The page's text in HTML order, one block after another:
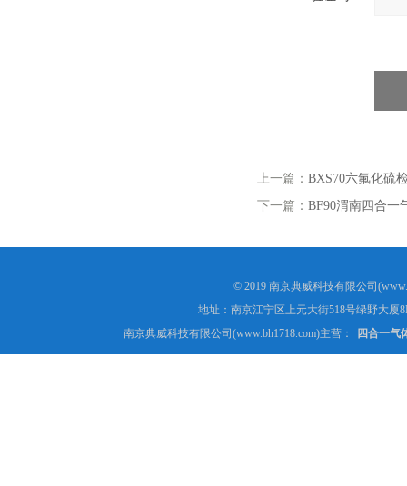
上一篇： BXS70六氟化硫
下一篇： BF90渭南四合一
© 2019 南京典威科技有限公司
地址：南京江宁区上元大街518号绿野大厦
南京典威科技有限公司(www.bh1718.com)主营：
四合一气